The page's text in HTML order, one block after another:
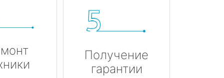
Получение
гарантии